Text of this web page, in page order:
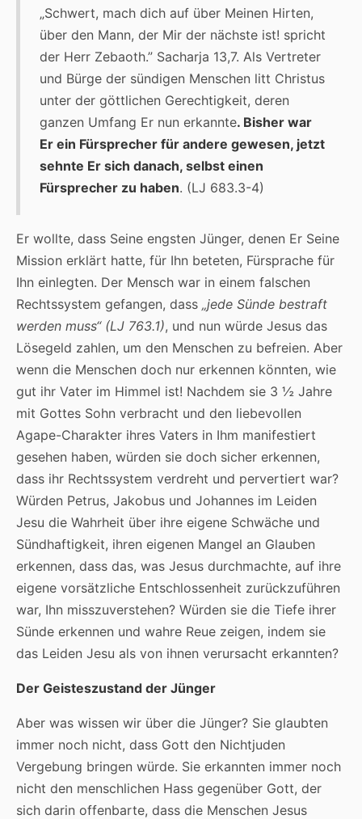
„Schwert, mach dich auf über Meinen Hirten,
über den Mann, der Mir der nächste ist! spricht
der Herr Zebaoth.” Sacharja 13,7. Als Vertreter
und Bürge der sündigen Menschen litt Christus
unter der göttlichen Gerechtigkeit, deren
ganzen Umfang Er nun erkannte. Bisher war
Er ein Fürsprecher für andere gewesen, jetzt
sehnte Er sich danach, selbst einen
Fürsprecher zu haben. (LJ 683.3-4)
Er wollte, dass Seine engsten Jünger, denen Er Seine
Mission erklärt hatte, für Ihn beteten, Fürsprache für
Ihn einlegten. Der Mensch war in einem falschen
Rechtssystem gefangen, dass „jede Sünde bestraft
werden muss“ (LJ 763.1), und nun würde Jesus das
Lösegeld zahlen, um den Menschen zu befreien. Aber
wenn die Menschen doch nur erkennen könnten, wie
gut ihr Vater im Himmel ist! Nachdem sie 3 ½ Jahre
mit Gottes Sohn verbracht und den liebevollen
Agape-Charakter ihres Vaters in Ihm manifestiert
gesehen haben, würden sie doch sicher erkennen,
dass ihr Rechtssystem verdreht und pervertiert war?
Würden Petrus, Jakobus und Johannes im Leiden
Jesu die Wahrheit über ihre eigene Schwäche und
Sündhaftigkeit, ihren eigenen Mangel an Glauben
erkennen, dass das, was Jesus durchmachte, auf ihre
eigene vorsätzliche Entschlossenheit zurückzuführen
war, Ihn misszuverstehen? Würden sie die Tiefe ihrer
Sünde erkennen und wahre Reue zeigen, indem sie
das Leiden Jesu als von ihnen verursacht erkannten?
Der Geisteszustand der Jünger
Aber was wissen wir über die Jünger? Sie glaubten
immer noch nicht, dass Gott den Nichtjuden
Vergebung bringen würde. Sie erkannten immer noch
nicht den menschlichen Hass gegenüber Gott, der
sich darin offenbarte, dass die Menschen Jesus